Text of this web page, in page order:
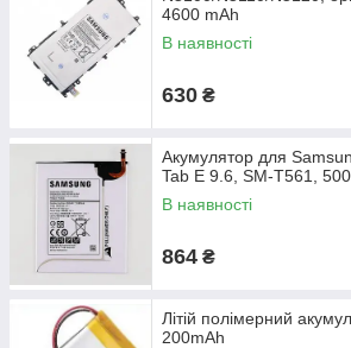
4600 mAh
В наявності
630 ₴
Акумулятор для
Tab E 9.6, SM-T561,
В наявності
864 ₴
Літій полімерний
200mAh